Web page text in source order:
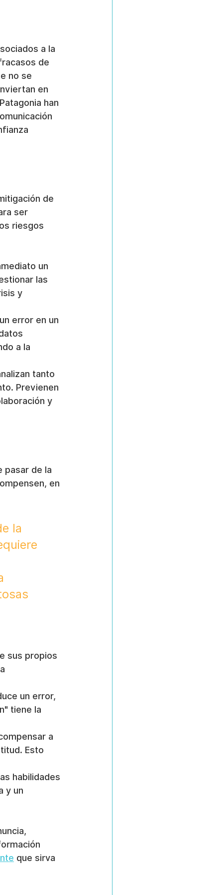
a la
de
no se
en
han
de
ser
riesgos
un
las
y
error en un
a la
tanto
Previenen
y
pasar de la
en
la
sus propios
un error,
tiene la
a
Esto
habilidades
y un
que sirva